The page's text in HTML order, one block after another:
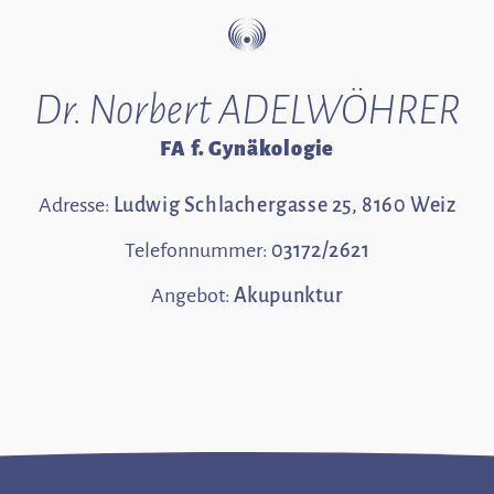
Dr. Norbert ADELWÖHRER
FA f. Gynäkologie
Adresse: Ludwig Schlachergasse 25, 8160 Weiz
Telefonnummer: 03172/2621
Angebot: Akupunktur